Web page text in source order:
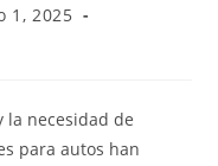
1, 2025
la necesidad de
para autos han